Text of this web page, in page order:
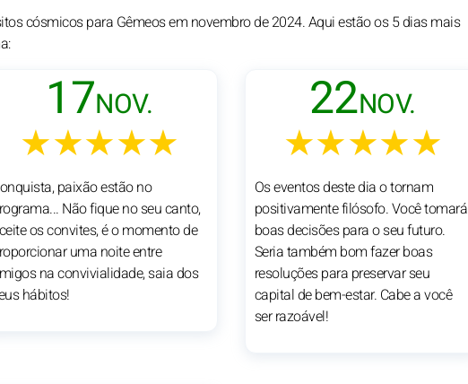
cósmicos para Gêmeos em novembro de 2024. Aqui estão os 5 dias mais
17NOV.
★★★★★
paixão estão no
Não fique no seu canto,
os convites, é o momento de
uma noite entre
na convivialidade, saia dos
hábitos!
22NOV.
★★★★★
Os eventos deste dia o tornam
positivamente filósofo. Você tomará
boas decisões para o seu futuro.
Seria também bom fazer boas
resoluções para preservar seu
capital de bem-estar. Cabe a você
ser razoável!